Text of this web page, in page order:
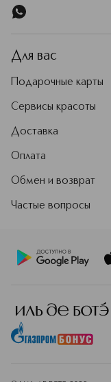
Для вас
Подарочные карты
Сервисы красоты
Доставка
Оплата
Обмен и возврат
Частые вопросы